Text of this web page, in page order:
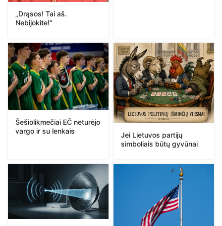
„Drąsos! Tai aš.
Nebijokite!“
Šešiolikmečiai EČ neturėjo
vargo ir su lenkais
Jei Lietuvos partijų
simboliais būtų gyvūnai